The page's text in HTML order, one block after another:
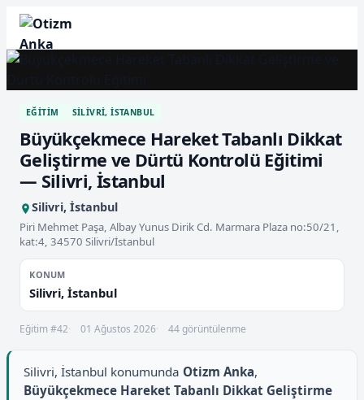
EĞITIM SILIVRI, İSTANBUL
Büyükçekmece Hareket Tabanlı Dikkat
Geliştirme ve Dürtü Kontrolü Eğitimi
— Silivri, İstanbul
Silivri, İstanbul
Piri Mehmet Paşa, Albay Yunus Dirik Cd. Marmara Plaza no:50/21,
kat:4, 34570 Silivri/İstanbul
KONUM
Silivri, İstanbul
Eğitim #42 01 Ağustos 2026 44 görüntülenme
Silivri, İstanbul konumunda Otizm Anka,
Büyükçekmece Hareket Tabanlı Dikkat Geliştirme